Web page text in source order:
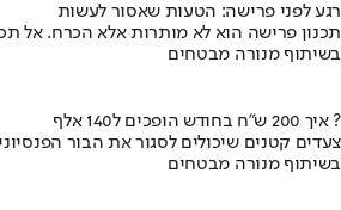
רגע לפני פרישה: הטעות שאסור לעשות
תכנון פרישה הוא לא מותרות אלא הכרח. אל
בשיתוף מנורה מבטחים
איך 200 ש"ח בחודש הופכים ל140 אלף ?
צעדים קטנים שיכולים לסגור את הבור
בשיתוף מנורה מבטחים